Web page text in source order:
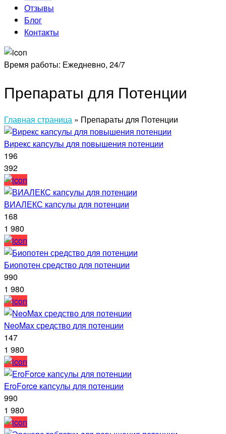
Отзывы
Блог
Контакты
Время работы: Ежедневно, 24/7
Препараты для Потенции
Главная страница » Препараты для Потенции
Вирекс капсулы для повышения потенции
196
392
ВИАЛЕКС капсулы для потенции
168
1 980
Биопотен средство для потенции
990
1 980
NeoMax средство для потенции
147
1 980
EroForce капсулы для потенции
990
1 980